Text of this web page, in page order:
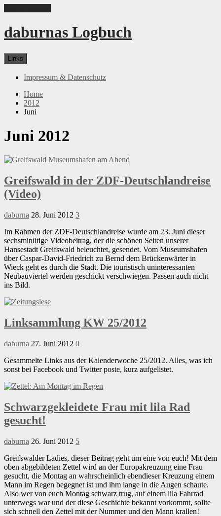
daburnas Logbuch
Links
Impressum & Datenschutz
Home
2012
Juni
Juni 2012
Greifswald in der ZDF-Deutschlandreise
(Video)
daburna 28. Juni 2012 3
Im Rahmen der ZDF-Deutschlandreise wurde am 23. Juni dieser
sechsminütige Videobeitrag, der die schönen Seiten unserer
Hansestadt Greifswald beleuchtet, gesendet. Vom Museumshafen
über Caspar-David-Friedrich zu Bernd dem Brückenwärter in
Wieck geht es durch die Stadt. Die touristisch uninteressanten
Neubauviertel werden geschickt verschwiegen. Passen auch nicht
ins Bild.
Linksammlung KW 25/2012
daburna 27. Juni 2012 0
Gesammelte Links aus der Kalenderwoche 25/2012. Alles, was ich
sonst bei Facebook und Twitter poste, kurz aufgelistet.
Schwarzgekleidete Frau mit lila Rad
gesucht!
daburna 26. Juni 2012 5
Greifswalder Ladies, dieser Beitrag geht um eine von euch! Mit dem
oben abgebildeten Zettel wird an der Europakreuzung eine Frau
gesucht, die Montag an wahrscheinlich ebendieser Kreuzung einem
Mann im Regen begegnet ist und ihm lange in die Augen schaute.
Also wer von euch Montag schwarz trug, auf einem lila Fahrrad
unterwegs war und der diese Geschichte bekannt vorkommt, sollte
sich schnell den Zettel mit der Nummer und den Mann krallen!